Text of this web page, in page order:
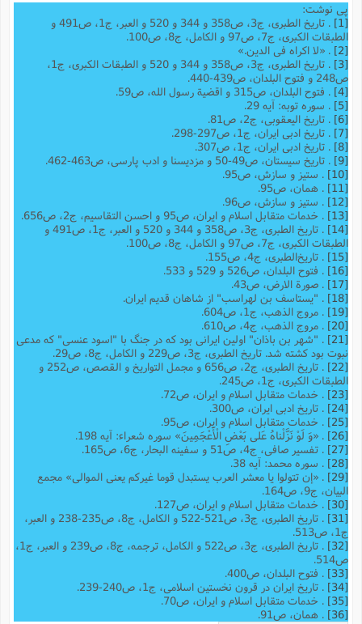
پی نوشت:
. تاریخ الطبری، ج3، ص358 و 344 و 520 و العبر، ج1، ص491 و
الطبقات الکبری، ج7، ص97 و الکامل، ج8، ص100.
. «لا اکراه فی الدین.»
. تاریخ الطبری، ج3، ص358 و 344 و 520 و الطبقات الکبری، ج1،
ص248 و فتوح البلدان، ص439-440.
. فتوح البلدان، ص315 و اقضیة رسول الله، ص59.
. سوره توبه: آیه 29.
. تاریخ الیعقوبی، ج2، ص81.
. تاریخ ادبی ایران، ج1، ص297-298.
. تاریخ ادبی ایران، ج1، ص307.
. تاریخ سیستان، ص49-50 و مزدیسنا و ادب پارسی، ص463-462.
. ستیز و سازش، ص95.
. همان، ص95.
. ستیز و سازش، ص96.
. خدمات متقابل اسلام و ایران، ص95 و احسن التقاسیم، ج2، ص656.
. تاریخ الطبری، ج3، ص358 و 344 و 520 و العبر، ج1، ص491 و
الطبقات الکبری، ج7، ص97 و الکامل، ج8، ص100.
. تاریخ‌الطبری، ج‌4، ص155.
. فتوح البلدان، ص526 و 529 و 533.
. صورة الارض، ص43.
. "یستاسف بن لهراسب" از شاهان قدیم ایران.
. مروج الذهب، ج1، ص604.
. مروج الذهب، ج4، ص610.
. "شهر بن باذان" اولین ایرانی بود که در جنگ با "اسود عنسی" که مدعی
نبوت بود کشته شد. تاریخ الطبری، ج3، ص229 و الکامل، ج8، ص29.
. تاریخ الطبری، ج2، ص656 و مجمل التواریخ و القصص، ص252 و
الطبقات الکبری، ج1، ص245.
. خدمات متقابل اسلام و ایران، ص72.
. تاریخ ادبی ایران، ص300.
. خدمات متقابل اسلام و ایران، ص95.
. «وَ لَوْ نَزَّلْناهُ عَلى‌ بَعْضِ الْأَعْجَمِینَ» سوره شعراء: ‌آیه 198.
. تفسیر صافی، ج4، ص51 و سفینه البحار، ‌ج6،‌ ص165.
. سوره محمد: ‌آیه 38.
. «إن تتولوا یا معشر العرب یستبدل قوما غیرکم یعنی الموالی» مجمع
البیان، ج9، ص164.
. خدمات متقابل اسلام و ایران، ص127.
. تاریخ الطبری، ج3، ص521-522 و الکامل، ج8، ص235-238 و العبر،
ج1، ص513.
. تاریخ الطبری، ج3، ص522 و الکامل، ترجمه، ج‌8، ص239 و العبر، ج1،
ص514.
. فتوح البلدان، ص400.
. تاریخ ایران در قرون نخستین اسلامی، ج1، ص240-239.
. خدمات متقابل اسلام و ایران، ص70.
. همان، ص91.